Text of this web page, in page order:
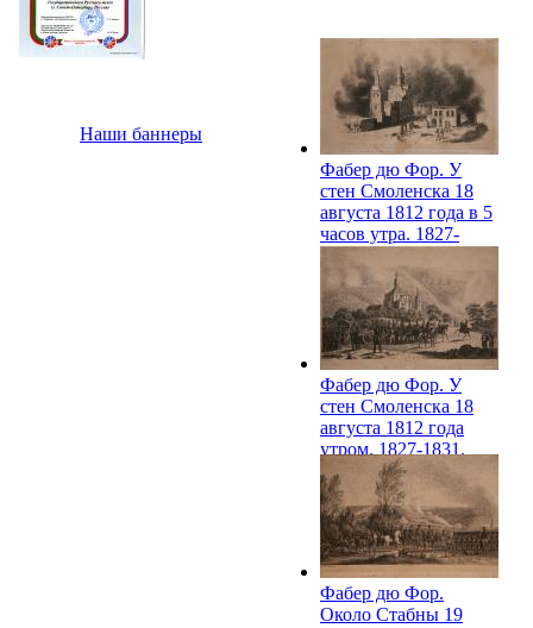
Наши баннеры
Фабер дю Фор. У
стен Смоленска 18
августа 1812 года в 5
часов утра. 1827-
Фабер дю Фор. У
стен Смоленска 18
августа 1812 года
утром. 1827-1831.
РИХМ
Фабер дю Фор.
Около Стабны 19